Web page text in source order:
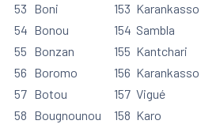
53
54
55
56
57
58
Boni
Bonou
Bonzan
Boromo
Botou
Bougnounou
153
154
155
156
157
158
Karankasso
Sambla
Kantchari
Karankasso
Vigué
Karo